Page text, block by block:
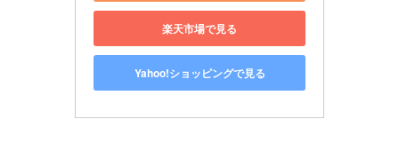
楽天市場で見る
Yahoo!ショッピングで見る